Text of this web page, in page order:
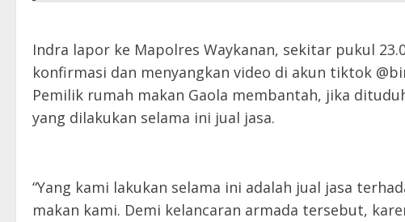
Indra lapor ke Mapolres Waykanan, sekitar pukul
konfirmasi dan menyangkan video di akun tiktok
Pemilik rumah makan Gaola membantah, jika
yang dilakukan selama ini jual jasa.
“Yang kami lakukan selama ini adalah jual jasa
makan kami. Demi kelancaran armada tersebut,